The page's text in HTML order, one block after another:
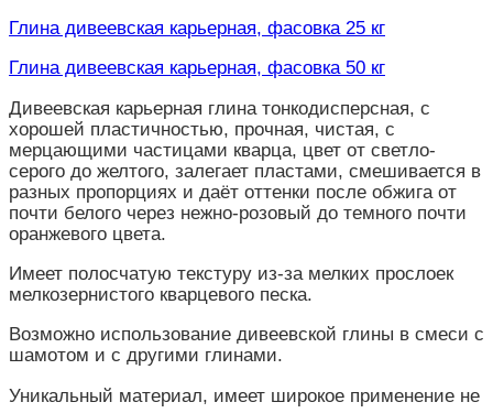
Глина дивеевская карьерная, фасовка 25 кг
Глина дивеевская карьерная, фасовка 50 кг
Дивеевская карьерная глина тонкодисперсная, с
хорошей пластичностью, прочная, чистая, с
мерцающими частицами кварца, цвет от светло-
серого до желтого, залегает пластами, смешивается в
разных пропорциях и даёт оттенки после обжига от
почти белого через нежно-розовый до темного почти
оранжевого цвета.
Имеет полосчатую текстуру из-за мелких прослоек
мелкозернистого кварцевого песка.
Возможно использование дивеевской глины в смеси с
шамотом и с другими глинами.
Уникальный материал, имеет широкое применение не